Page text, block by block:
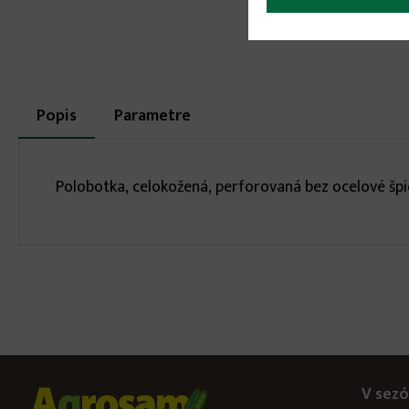
More
infos
Popis (aktívna
karta)
Parametre
Polobotka, celokožená, perforovaná bez ocelové
V